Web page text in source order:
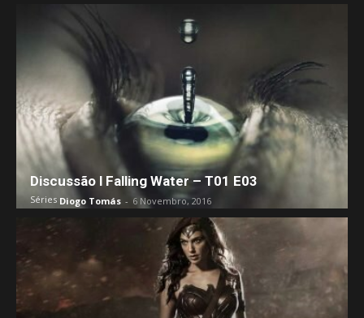
Discussão l Falling Water – T01 E03
Séries Diogo Tomás - 6 Novembro, 2016